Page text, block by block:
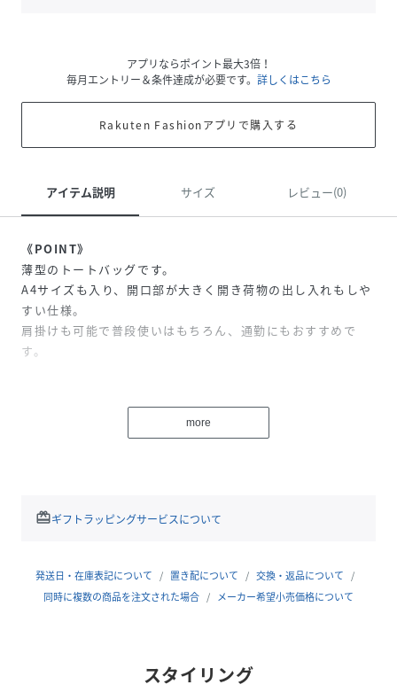
アプリならポイント最大3倍！
毎月エントリー＆条件達成が必要です。 詳しくはこちら
Rakuten Fashionアプリで購入する
アイテム説明 サイズ レビュー(0)
《POINT》
薄型のトートバッグです。
A4サイズも入り、開口部が大きく開き荷物の出し入れもしや
すい仕様。
肩掛けも可能で普段使いはもちろん、通勤にもおすすめで
す。
原産国 中国
サイズ F
more
redeemギフトラッピングサービスについて
発送日・在庫表記について 置き配について
交換・返品について
同時に複数の商品を注文された場合
メーカー希望小売価格について
スタイリング